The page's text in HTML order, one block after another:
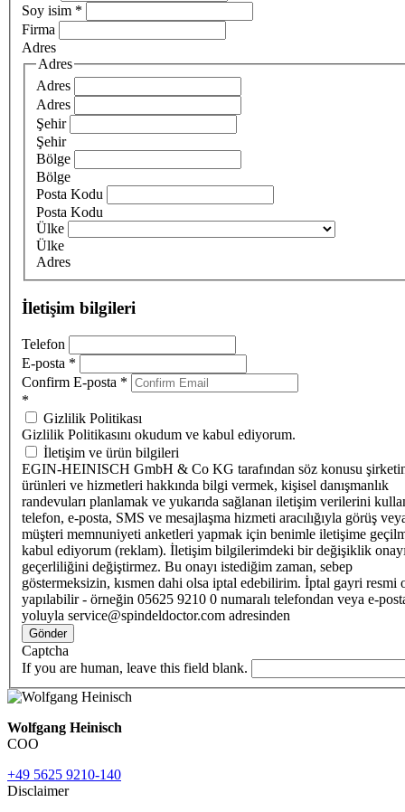
Soy isim *
Firma
Adres
Adres
Adres
Adres
Şehir
Şehir
Bölge
Bölge
Posta Kodu
Posta Kodu
Ülke
Ülke
Adres
İletişim bilgileri
Telefon
E-posta *
Confirm E-posta *
*
Gizlilik Politikası
Gizlilik Politikasını okudum ve kabul ediyorum.
İletişim ve ürün bilgileri
EGIN-HEINISCH GmbH & Co KG tarafından söz konusu
ürünleri ve hizmetleri hakkında bilgi vermek, kişisel danışmanlık
randevuları planlamak ve yukarıda sağlanan iletişim verilerini
telefon, e-posta, SMS ve mesajlaşma hizmeti aracılığıyla görüş
müşteri memnuniyeti anketleri yapmak için benimle iletişime
kabul ediyorum (reklam). İletişim bilgilerimdeki bir değişiklik
geçerliliğini değiştirmez. Bu onayı istediğim zaman, sebep
göstermeksizin, kısmen dahi olsa iptal edebilirim. İptal gayri resmi
yapılabilir - örneğin 05625 9210 0 numaralı telefondan veya e-
yoluyla service@spindeldoctor.com adresinden
Gönder
Captcha
If you are human, leave this field blank.
Wolfgang Heinisch
COO
+49 5625 9210-140
Disclaimer